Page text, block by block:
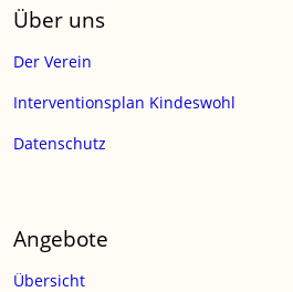
Über uns
Der Verein
Interventionsplan Kindeswohl
Datenschutz
Angebote
Übersicht